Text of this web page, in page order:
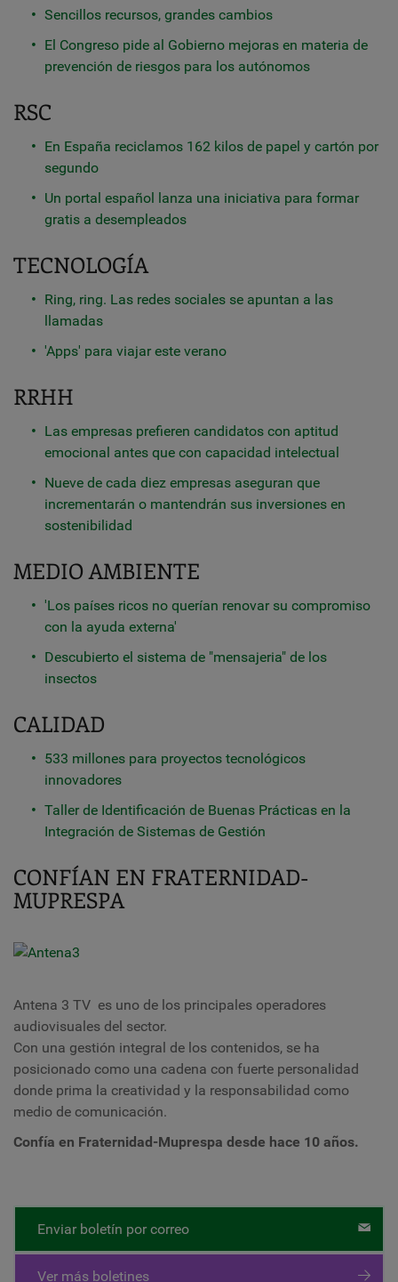
Sencillos recursos, grandes cambios
El Congreso pide al Gobierno mejoras en materia de
prevención de riesgos para los autónomos
RSC
En España reciclamos 162 kilos de papel y cartón por
segundo
Un portal español lanza una iniciativa para formar
gratis a desempleados
TECNOLOGÍA
Ring, ring. Las redes sociales se apuntan a las
llamadas
'Apps' para viajar este verano
RRHH
Las empresas prefieren candidatos con aptitud
emocional antes que con capacidad intelectual
Nueve de cada diez empresas aseguran que
incrementarán o mantendrán sus inversiones en
sostenibilidad
MEDIO AMBIENTE
'Los países ricos no querían renovar su compromiso
con la ayuda externa'
Descubierto el sistema de "mensajeria" de los
insectos
CALIDAD
533 millones para proyectos tecnológicos
innovadores
Taller de Identificación de Buenas Prácticas en la
Integración de Sistemas de Gestión
CONFÍAN EN FRATERNIDAD-
MUPRESPA
Antena 3 TV es uno de los principales operadores
audiovisuales del sector.
Con una gestión integral de los contenidos, se ha
posicionado como una cadena con fuerte personalidad
donde prima la creatividad y la responsabilidad como
medio de comunicación.
Confía en Fraternidad-Muprespa desde hace 10 años.
Enviar boletín por correo
Ver más boletines